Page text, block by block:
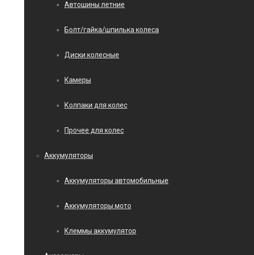
Автошины летние
Болт/гайка/шпилька колеса
Диски колесные
Камеры
Колпаки для колес
Прочее для колес
Аккумуляторы
Аккумуляторы автомобильные
Аккумуляторы мото
Клеммы аккумулятор